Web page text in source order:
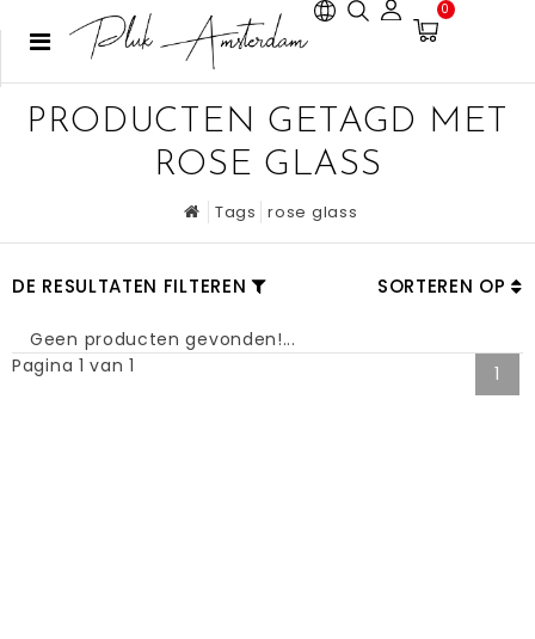
0
PRODUCTEN GETAGD MET
ROSE GLASS
Tags rose glass
DE RESULTATEN FILTEREN SORTEREN OP
Geen producten gevonden!...
Pagina 1 van 1
1